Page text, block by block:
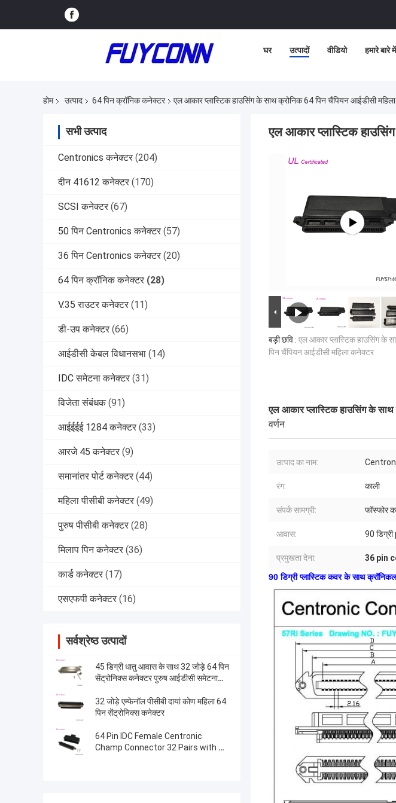
घर उत्पादों वीडियो हमारे बारे में
होम उत्पाद 64 पिन क्रॉनिक कनेक्टर एल आकार प्लास्टिक हाउसिंग के साथ क्रोनिक 64 पिन चैंपियन आईडीसी
सभी उत्पाद
Centronics कनेक्टर (204)
दीन 41612 कनेक्टर (170)
SCSI कनेक्टर (67)
50 पिन Centronics कनेक्टर (57)
36 पिन Centronics कनेक्टर (20)
64 पिन क्रॉनिक कनेक्टर (28)
V.35 राउटर कनेक्टर (11)
डी-उप कनेक्टर (66)
आईडीसी केबल विधानसभा (14)
IDC समेटना कनेक्टर (31)
विजेता संबंधक (91)
आईईईई 1284 कनेक्टर (33)
आरजे 45 कनेक्टर (9)
समानांतर पोर्ट कनेक्टर (44)
महिला पीसीबी कनेक्टर (49)
पुरुष पीसीबी कनेक्टर (28)
मिलाप पिन कनेक्टर (36)
कार्ड कनेक्टर (17)
एसएफपी कनेक्टर (16)
सर्वश्रेष्ठ उत्पादों
45 डिग्री धातु आवास के साथ 32 जोड़े 64 पिन
सेंट्रोनिक्स कनेक्टर पुरुष आईडीसी समेटना
32 जोड़े एम्फेनॉल पीसीबी दायां कोण महिला 64
पिन सेंट्रोनिक्स कनेक्टर
64 Pin IDC Female Centronic
Champ Connector 32 Pairs with T
एल आकार प्लास्टिक
बड़ी छवि : एल आकार प्लास्टिक हाउसिंग के
पिन चैंपियन आईडीसी महिला कनेक्टर
एल आकार प्लास्टिक हाउसिंग के
वर्णन
उत्पाद का नाम:
रंग: काली
संपर्क सामग्री: फॉस्फोर
आवास: 90
प्रमुखता देना: 36 pin
90 डिग्री प्लास्टिक कवर के साथ